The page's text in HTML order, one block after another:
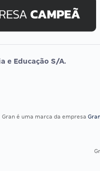
Selecon
Uniase
Vunesp
e Educação S/A.
Gran é uma marca da empresa